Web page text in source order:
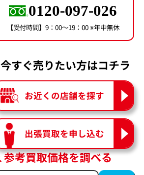
0120-097-026
【受付時間】9：00〜19：00 ※年中無休
今すぐ売りたい方はコチラ
お近くの店舗を探す
出張買取を申し込む
参考買取価格を調べる